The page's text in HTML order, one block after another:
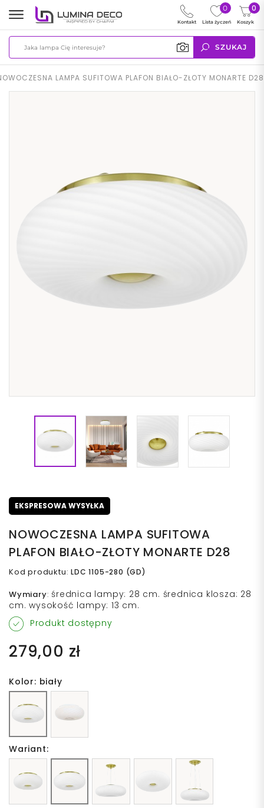
SZUKAJ
0
Koszyk
0
Lista życzeń
Kontakt
LAMPA SUFITOWA PLAFON BIAŁO-ZŁOTY MONARTE D28
EKSPRESOWA WYSYŁKA
NOWOCZESNA LAMPA SUFITOWA
PLAFON BIAŁO-ZŁOTY MONARTE D28
Kod produktu:LDC 1105-280 (GD)
Wymiary: średnica lampy: 28 cm. średnica klosza: 28
cm. wysokość lampy: 13 cm.
Produkt dostępny
279,00 zł
Kolor: biały
Wariant: